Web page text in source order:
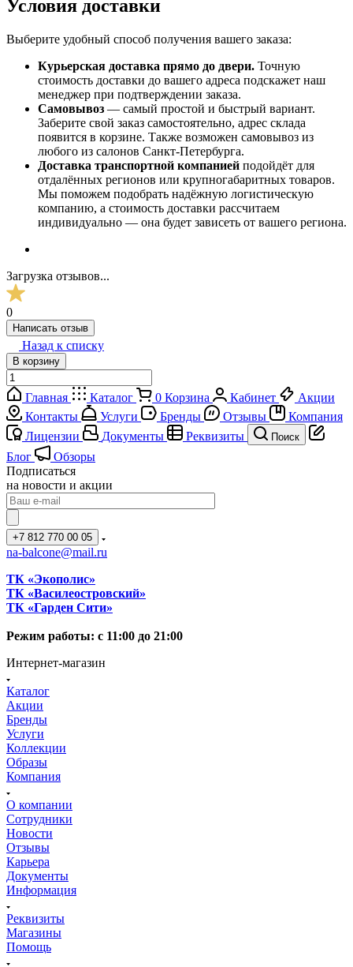
Условия доставки
Выберите удобный способ получения вашего заказа:
Курьерская доставка прямо до двери. Точную
стоимость доставки до вашего адреса подскажет наш
менеджер при подтверждении заказа.
Самовывоз — самый простой и быстрый вариант.
Заберите свой заказ самостоятельно, адрес склада
появится в корзине. Также возможен самовывоз из
любого из салонов Санкт-Петербурга.
Доставка транспортной компанией подойдёт для
отдалённых регионов или крупногабаритных товаров.
Мы поможем подобрать надёжную логистическую
компанию, а стоимость доставки рассчитаем
индивидуально — она будет зависеть от вашего региона.
Загрузка отзывов...
0
Написать отзыв
Назад к списку
В корзину
Главная Каталог 0 Корзина Кабинет
Акции
Контакты
Услуги Бренды Отзывы
Компания
Лицензии
Документы Реквизиты Поиск
Блог
Обзоры
Подписаться
на новости и акции
+7 812 770 00 05
na-balcone@mail.ru
ТК «Экополис»
ТК «Василеостровский»
ТК «Гарден Сити»
Режим работы: с 11:00 до 21:00
Интернет-магазин
Каталог
Акции
Бренды
Услуги
Коллекции
Образы
Компания
О компании
Сотрудники
Новости
Отзывы
Карьера
Документы
Информация
Реквизиты
Магазины
Помощь